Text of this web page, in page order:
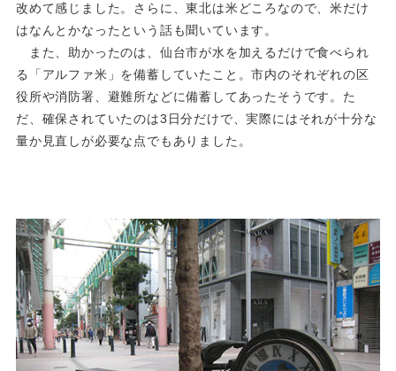
改めて感じました。さらに、東北は米どころなので、米だけ
はなんとかなったという話も聞いています。
また、助かったのは、仙台市が水を加えるだけで食べられ
る「アルファ米」を備蓄していたこと。市内のそれぞれの区
役所や消防署、避難所などに備蓄してあったそうです。た
だ、確保されていたのは3日分だけで、実際にはそれが十分な
量か見直しが必要な点でもありました。